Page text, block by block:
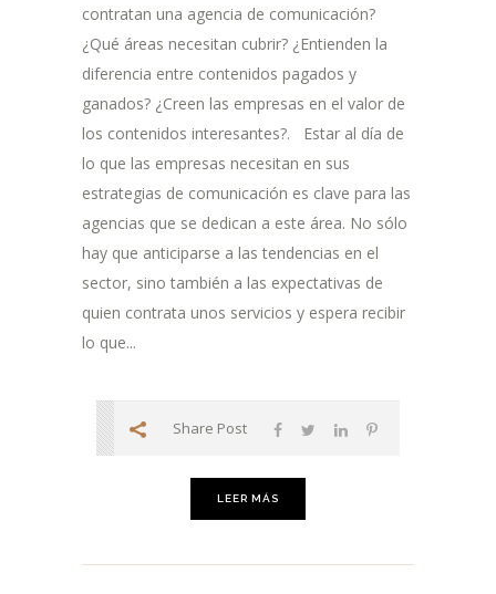
contratan una agencia de comunicación?
¿Qué áreas necesitan cubrir? ¿Entienden la
diferencia entre contenidos pagados y
ganados? ¿Creen las empresas en el valor de
los contenidos interesantes?. Estar al día de
lo que las empresas necesitan en sus
estrategias de comunicación es clave para las
agencias que se dedican a este área. No sólo
hay que anticiparse a las tendencias en el
sector, sino también a las expectativas de
quien contrata unos servicios y espera recibir
lo que...
Share Post
LEER MÁS